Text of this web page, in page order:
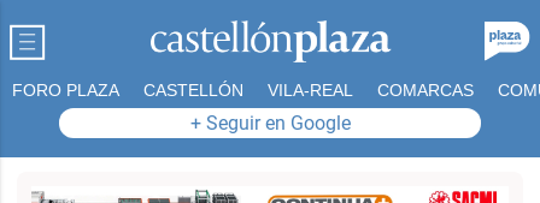
FORO PLAZA CASTELLÓN VILA-REAL COMARCAS
+ Seguir en Google